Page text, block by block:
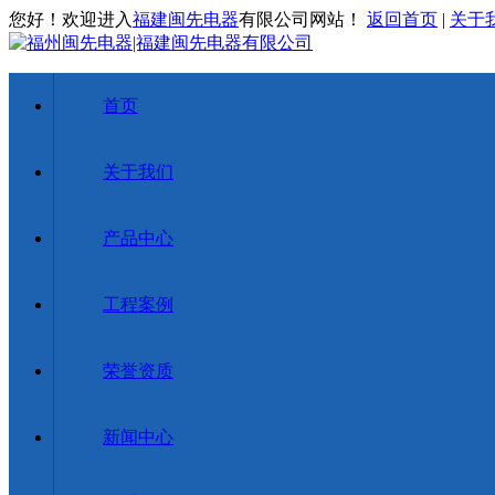
您好！欢迎进入福建闽先电器有限公司网站！ 返回首页 | 关于
首页
关于我们
产品中心
工程案例
荣誉资质
新闻中心